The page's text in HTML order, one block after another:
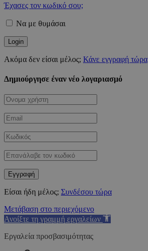
Έχασες τον κωδικό σου;
Να με θυμάσαι
Ακόμα δεν είσαι μέλος; Κάνε εγγραφή τώρα
Δημιούργησε έναν νέο λογαριασμό
Είσαι ήδη μέλος; Συνδέσου τώρα
Μετάβαση στο περιεχόμενο
Ανοίξτε τη γραμμή εργαλείων
Εργαλεία προσβασιμότητας